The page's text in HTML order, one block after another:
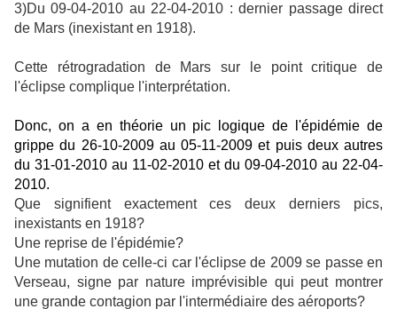
3)Du 09-04-2010 au 22-04-2010 : dernier passage direct
de Mars (inexistant en 1918).
Cette rétrogradation de Mars sur le point critique de
l'éclipse complique l'interprétation.
Donc, on a en théorie un pic logique de l'épidémie de
grippe du 26-10-2009 au 05-11-2009 et puis deux autres
du 31-01-2010 au 11-02-2010 et du 09-04-2010 au 22-04-
2010.
Que signifient exactement ces deux derniers pics,
inexistants en 1918?
Une reprise de l'épidémie?
Une mutation de celle-ci car l'éclipse de 2009 se passe en
Verseau, signe par nature imprévisible qui peut montrer
une grande contagion par l'intermédiaire des aéroports?